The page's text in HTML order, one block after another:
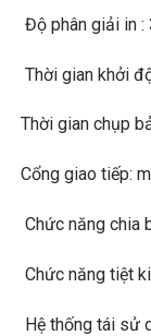
Độ phân giải in
Thời gian khởi
Thời gian chụp
Cổng giao tiếp:
Chức năng chia
Chức năng tiệt
Hệ thống tái sử